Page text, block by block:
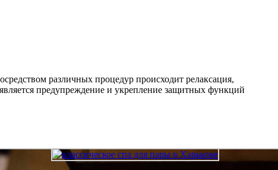
различных процедур происходит релаксация,
предупреждение и укрепление защитных функций